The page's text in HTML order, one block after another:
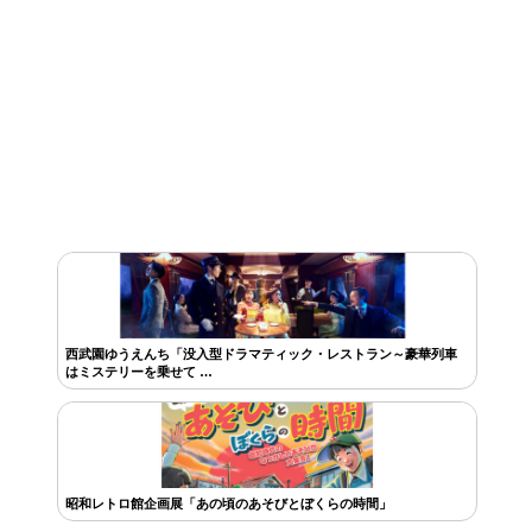
西武園ゆうえんち「没入型ドラマティック・レストラン～豪華列車
はミステリーを乗せて …
昭和レトロ館企画展「あの頃のあそびとぼくらの時間」